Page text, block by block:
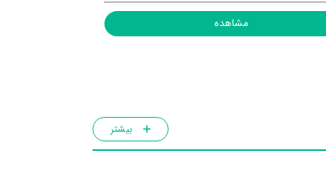
مشاهده
بیشتر